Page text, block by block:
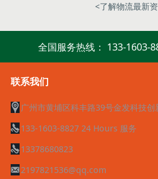
<了解物流最新
全国服务热线： 133-1603-
联系我们
广州市黄埔区科丰路39号金发科技创
133-1603-8827 24 Hours 服务
13378680823
2197821536@qq.com